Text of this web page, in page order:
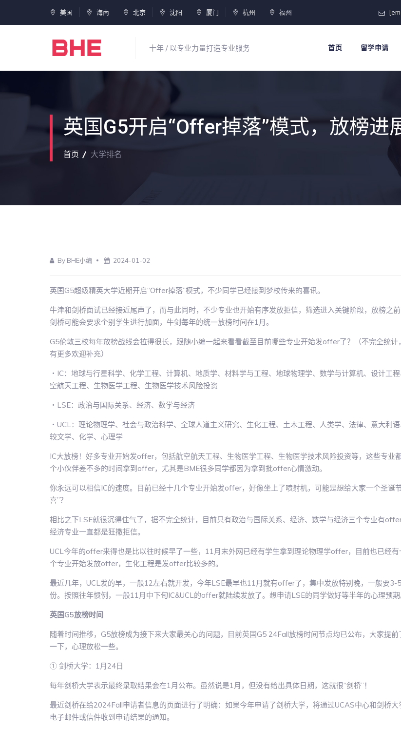
美国 海南 北京 沈阳 厦门 杭州 福州
十年 / 以专业力量打造专业服务 首页 留学申请
英国G5开启“Offer掉落”模式，放榜进
首页 大学排名
By BHE小编 2024-01-02
英国G5超级精英大学近期开启“Offer掉落”模式，不少同学已经接到梦校传来的喜讯。
牛津和剑桥面试已经接近尾声了，而与此同时，不少专业也开始有序发放拒信，筛选进入关键阶段，放榜之
剑桥可能会要求个别学生进行加面，牛剑每年的统一放榜时间在1月。
G5伦敦三校每年放榜战线会拉得很长，跟随小编一起来看看截至目前哪些专业开始发offer了？（不完全统计
有更多欢迎补充）
・IC：地球与行星科学、化学工程、计算机、地质学、材料学与工程、地球物理学、数学与计算机、设计工
空航天工程、生物医学工程、生物医学技术风险投资
・LSE：政治与国际关系、经济、数学与经济
・UCL：理论物理学、社会与政治科学、全球人道主义研究、生化工程、土木工程、人类学、法律、意大利
较文学、化学、心理学
IC大放榜！好多专业开始发offer，包括航空航天工程、生物医学工程、生物医学技术风险投资等，这些专业
个小伙伴差不多的时间拿到offer，尤其是BME很多同学都因为拿到批offer心情激动。
你永远可以相信IC的速度。目前已经十几个专业开始发offer，好像坐上了喷射机，可能是想给大家一个圣诞
喜”？
相比之下LSE就很沉得住气了，据不完全统计，目前只有政治与国际关系、经济、数学与经济三个专业有
经济专业一直都是狂撒拒信。
UCL今年的offer来得也是比以往时候早了一些，11月末外网已经有学生拿到理论物理学offer，目前也已经有
个专业开始发放offer，生化工程是发offer比较多的。
最近几年，UCL发的早，一般12左右就开发，今年LSE最早也11月就有offer了，集中发放特别晚，一般要3-
份。按照往年惯例，一般11月中下旬IC&UCL的offer就陆续发放了。想申请LSE的同学做好等半年的心理预期
英国G5放榜时间
随着时间推移，G5放榜成为接下来大家最关心的问题，目前英国G5 24Fall放榜时间节点均已公布，大家提前
一下，心理放松一些。
① 剑桥大学：1月24日
每年剑桥大学表示最终录取结果会在1月公布。虽然说是1月，但没有给出具体日期，这就很“剑桥”！
最近剑桥在给2024Fall申请者信息的页面进行了明确：如果今年申请了剑桥大学，将通过UCAS中心和剑桥大
电子邮件或信件收到申请结果的通知。